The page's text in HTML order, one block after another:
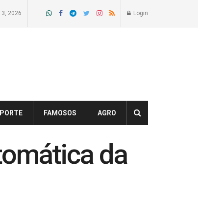
2026 Login
FAMOSOS AGRO
da